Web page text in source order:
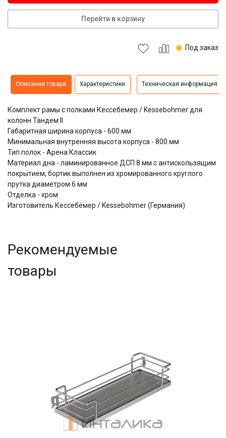
Перейти в корзину
Под заказ
Описание товара Характеристики Техническая информация
Комплект рамы с полками Кессебёмер / Kessebohmer для
колонн Тандем II
Габаритная ширина корпуса - 600 мм
Минимальная внутренняя высота корпуса - 800 мм
Тип полок - Арена Классик
Материал дна - ламинированное ДСП 8 мм с антискользящим
покрытием, бортик выполнен из хромированного круглого
прутка диаметром 6 мм
Отделка - хром
Изготовитель Кессебёмер / Kessebohmer (Германия)
Рекомендуемые
товары